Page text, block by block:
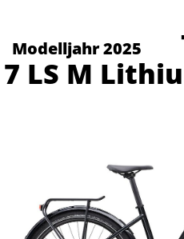
Modelljahr 2025
7 LS M